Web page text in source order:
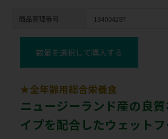
商品管理番号 184004287
数量を選択して購入する
★全年齢用総合栄養食
ニュージーランド産の良
イプを配合したウェットフ